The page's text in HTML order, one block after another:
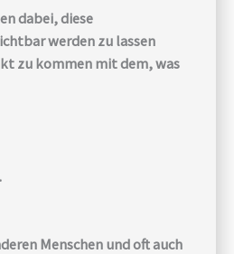
dabei, diese
werden zu lassen
zu kommen mit dem, was
Menschen und oft auch